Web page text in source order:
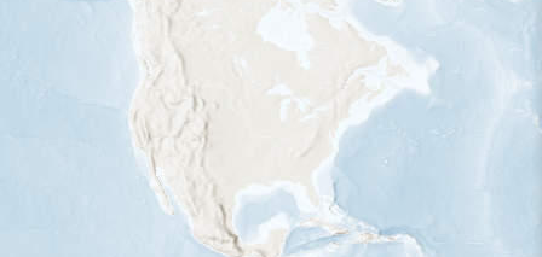
Ubicaciones con disponibilidad
Ubicaciones conectadas
Gama de especies por estación
Gama de verano
Rango de invierno
Rango a lo largo del año